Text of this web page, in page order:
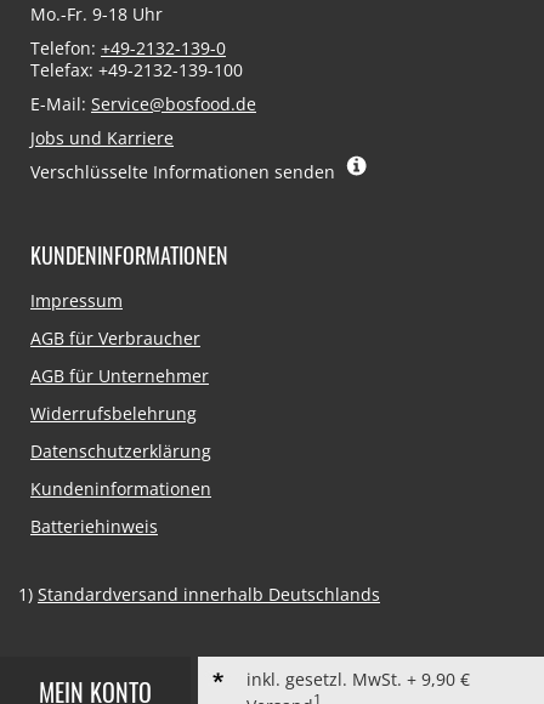
MEIN KONTO
inkl. gesetzl. MwSt. + 9,90 €
1
Mo.-Fr. 9-18 Uhr
Telefon: +49-2132-139-0
Telefax: +49-2132-139-100
E-Mail: Service@bosfood.de
Jobs und Karriere
Verschlüsselte Informationen senden
KUNDENINFORMATIONEN
Navigation
Impressum
AGB für Verbraucher
AGB für Unternehmer
Widerrufsbelehrung
Datenschutzerklärung
Kundeninformationen
Batteriehinweis
1) Standardversand innerhalb Deutschlands